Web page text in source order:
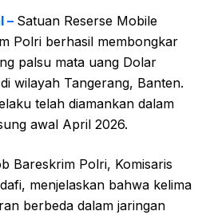
– Satuan Reserse Mobile
Polri berhasil membongkar
palsu mata uang Dolar
wilayah Tangerang, Banten.
telah diamankan dalam
awal April 2026.
Bareskrim Polri, Komisaris
menjelaskan bahwa kelima
berbeda dalam jaringan